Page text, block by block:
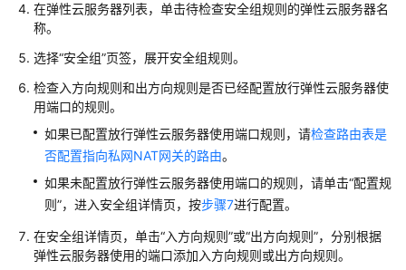
快
速
入
门
用
户
指
最
佳
在弹性云服务器列表，单击待检查安全组规则的弹性云服务器名
称。
选择“安全组”页签，展开安全组规则。
检查入方向规则和出方向规则是否已经配置放行弹性云服务器使
用端口的规则。
如果已配置放行弹性云服务器使用端口规则，请检查路由表是
否配置指向私网NAT网关的路由。
如果未配置放行弹性云服务器使用端口的规则，请单击“配置规
则”，进入安全组详情页，按步骤7进行配置。
在安全组详情页，单击“入方向规则”或“出方向规则”，分别根据
弹性云服务器使用的端口添加入方向规则或出方向规则。